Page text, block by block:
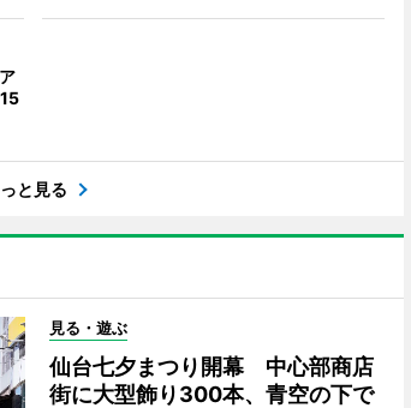
と見る
見る・遊ぶ
仙台七夕まつり開幕 中心部商店
街に大型飾り300本、青空の下で